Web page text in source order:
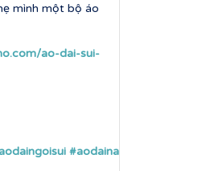
mình một bộ áo
ao-dai-sui-
#aodainangtho